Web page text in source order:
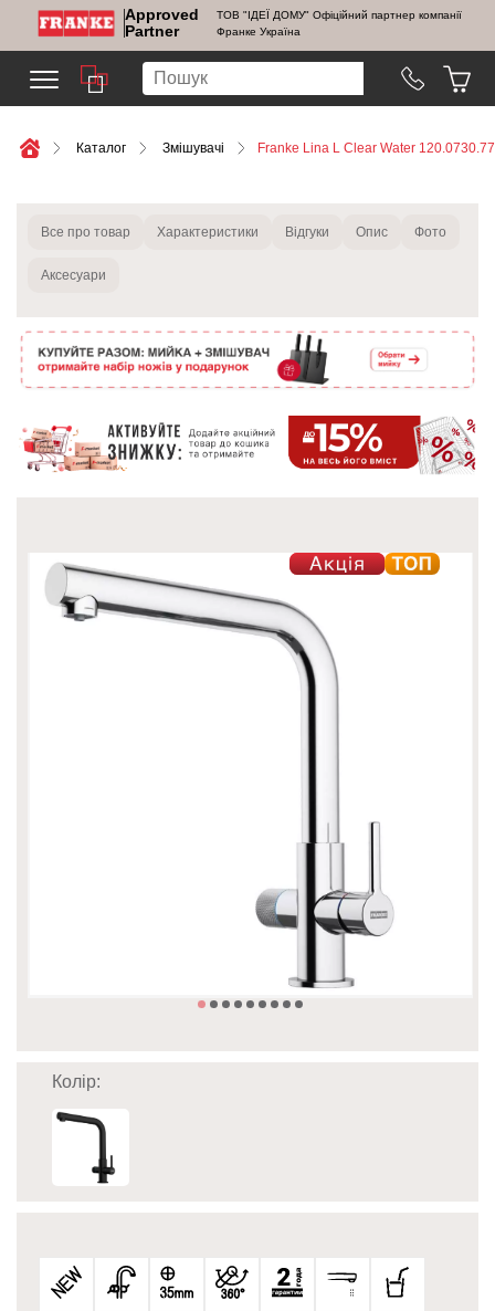
Approved
Partner
ТОВ "ІДЕЇ ДОМУ" Офіційний партнер компанії
Франке Україна
Каталог Змішувачі Franke Lina L Clear Water
Все про товар Характеристики Відгуки Опис Фото
Аксесуари
Колір: